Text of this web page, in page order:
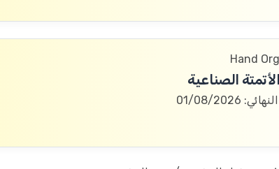
Hand
الصناعية
01/08/2026